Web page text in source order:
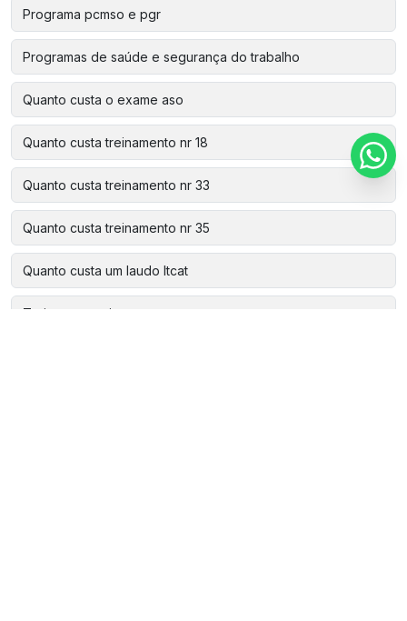
Programa pcmso e pgr
Programas de saúde e segurança do trabalho
Quanto custa o exame aso
Quanto custa treinamento nr 18
Quanto custa treinamento nr 33
Quanto custa treinamento nr 35
Quanto custa um laudo ltcat
Treinamento cipa